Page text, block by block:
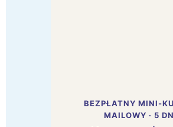
BEZPŁATNY MINI-
MAILOWY · 5